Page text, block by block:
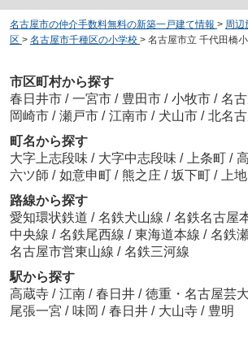
名古屋市の仲介手数料無料の新築一戸建て情報 > 周辺
区 > 名古屋市千種区の小学校 > 名古屋市立 千代田橋
市区町村から探す
春日井市 / 一宮市 / 豊田市 / 小牧市 / 名
岡崎市 / 瀬戸市 / 江南市 / 犬山市 / 北名
町名から探す
大字上志段味 / 大字中志段味 / 上条町 /
六ツ師 / 如意申町 / 熊之庄 / 坂下町 /
上地
路線から探す
愛知環状鉄道 / 名鉄犬山線 / 名鉄名古屋
中央線 / 名鉄尾西線 / 東海道本線 / 名鉄
名古屋市営東山線 / 名鉄三河線
駅から探す
高蔵寺 / 江南 / 春日井 / 徳重・名古屋芸大
尾張一宮 / 味岡 / 春日井 / 大山寺 / 豊明